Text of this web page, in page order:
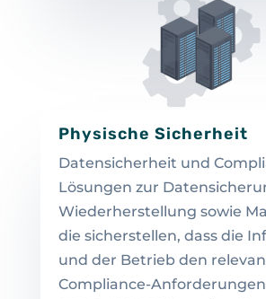
Physische Sicherheit
Datensicherheit und
Lösungen zur
Wiederherstellung sowie
die sicherstellen, dass die
und der Betrieb den
Compliance-